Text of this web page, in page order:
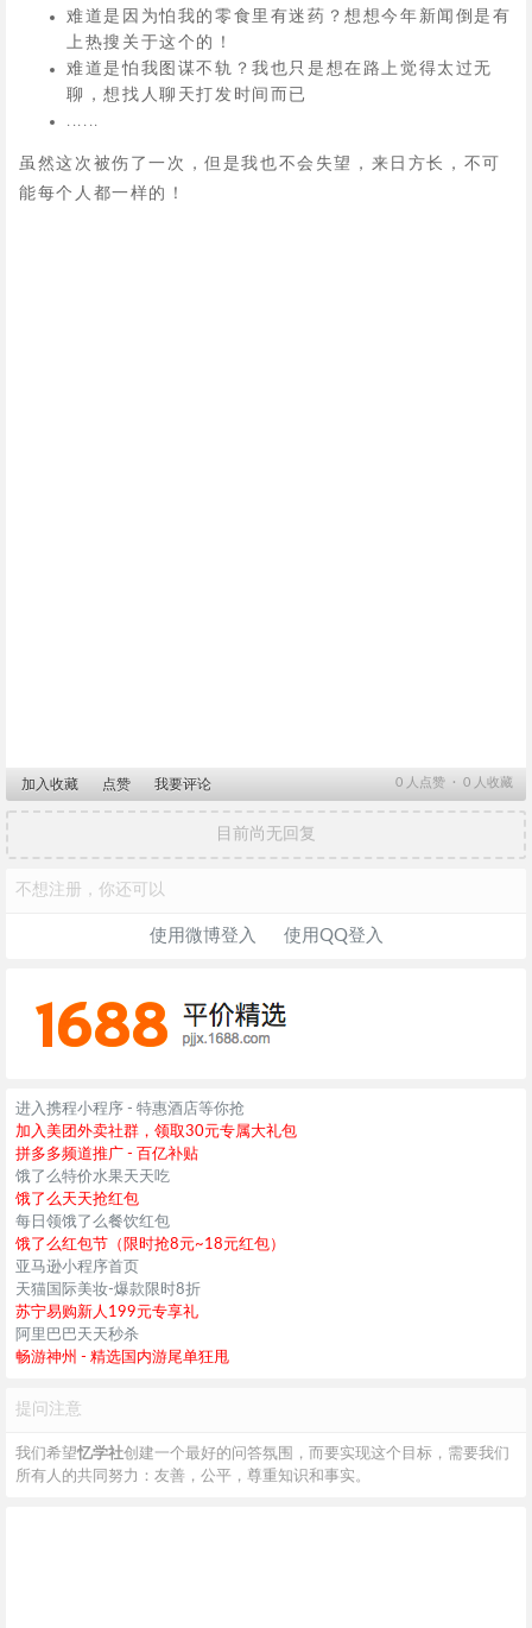
难道是因为怕我的零食里有迷药？想想今年新闻倒是有
上热搜关于这个的！
难道是怕我图谋不轨？我也只是想在路上觉得太过无
聊，想找人聊天打发时间而已
......
虽然这次被伤了一次，但是我也不会失望，来日方长，不可
能每个人都一样的！
0 人点赞 ∙ 0 人收藏
加入收藏 点赞 我要评论
目前尚无回复
不想注册，你还可以
使用微博登入 使用QQ登入
进入携程小程序 - 特惠酒店等你抢
加入美团外卖社群，领取30元专属大礼包
拼多多频道推广 - 百亿补贴
饿了么特价水果天天吃
饿了么天天抢红包
每日领饿了么餐饮红包
饿了么红包节（限时抢8元~18元红包）
亚马逊小程序首页
天猫国际美妆-爆款限时8折
苏宁易购新人199元专享礼
阿里巴巴天天秒杀
畅游神州 - 精选国内游尾单狂甩
提问注意
我们希望忆学社创建一个最好的问答氛围，而要实现这个目标，需要我们
所有人的共同努力：友善，公平，尊重知识和事实。